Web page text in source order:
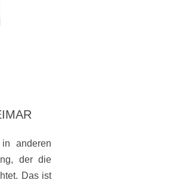
anderen
der die
Das ist